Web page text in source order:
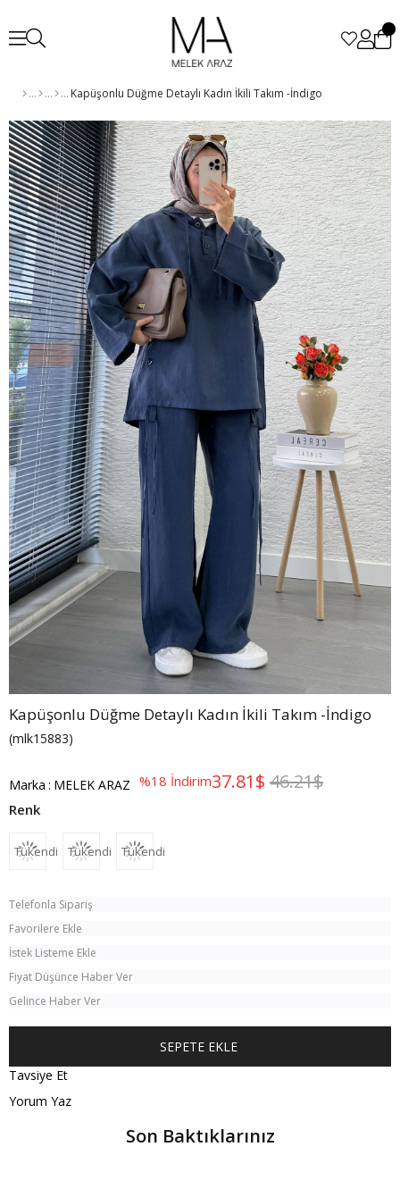
Kapüşonlu Düğme Detaylı Kadın İkili Takım -İndigo
Kapüşonlu Düğme Detaylı Kadın İkili Takım -İndigo
(mlk15883)
Marka : MELEK ARAZ %18 İndirim 46.21$
37.81$
Tükendi Tükendi Tükendi
Telefonla Sipariş
Favorilere Ekle
İstek Listeme Ekle
Fiyat Düşünce Haber Ver
Gelince Haber Ver
Tavsiye Et
Yorum Yaz
Son Baktıklarınız